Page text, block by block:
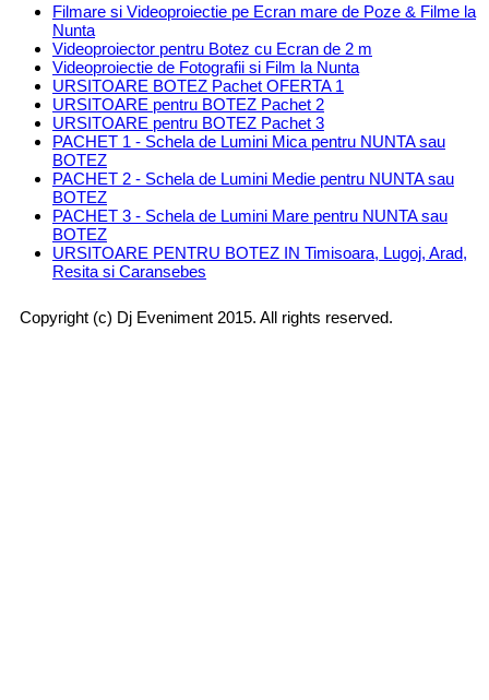
Filmare si Videoproiectie pe Ecran mare de Poze & Filme la
Nunta
Videoproiector pentru Botez cu Ecran de 2 m
Videoproiectie de Fotografii si Film la Nunta
URSITOARE BOTEZ Pachet OFERTA 1
URSITOARE pentru BOTEZ Pachet 2
URSITOARE pentru BOTEZ Pachet 3
PACHET 1 - Schela de Lumini Mica pentru NUNTA sau
BOTEZ
PACHET 2 - Schela de Lumini Medie pentru NUNTA sau
BOTEZ
PACHET 3 - Schela de Lumini Mare pentru NUNTA sau
BOTEZ
URSITOARE PENTRU BOTEZ IN Timisoara, Lugoj, Arad,
Resita si Caransebes
Copyright (c) Dj Eveniment 2015. All rights reserved.